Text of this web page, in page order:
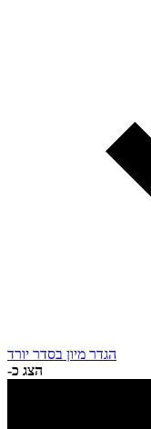
הגדר מיון בסדר יורד
הצג כ-